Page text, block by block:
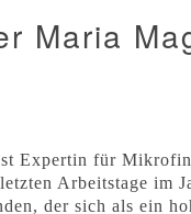
Maria
Expertin für
Arbeitstage im
der sich als ein